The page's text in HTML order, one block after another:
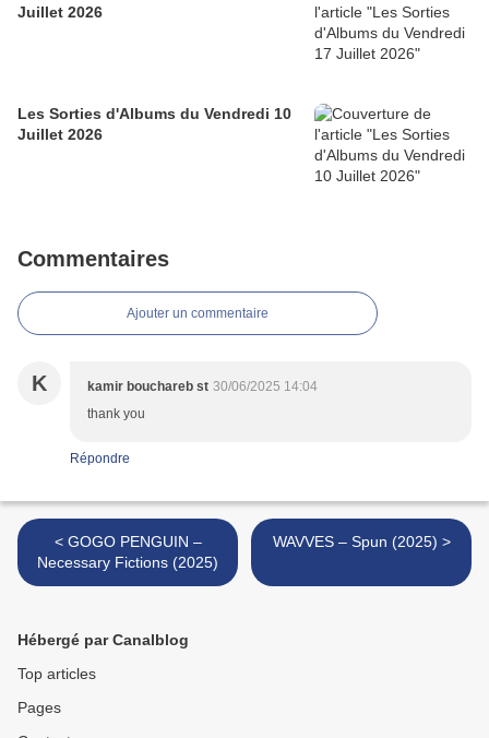
Juillet 2026
Les Sorties d'Albums du Vendredi 10
Juillet 2026
Commentaires
Ajouter un commentaire
K kamir bouchareb st 30/06/2025 14:04
thank you
Répondre
< GOGO PENGUIN –
Necessary Fictions (2025)
WAVVES – Spun (2025) >
Hébergé par Canalblog
Top articles
Pages